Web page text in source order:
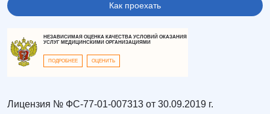
Как проехать
НЕЗАВИСИМАЯ ОЦЕНКА КАЧЕСТВА УСЛОВИЙ ОКАЗАНИЯ
УСЛУГ МЕДИЦИНСКИМИ ОРГАНИЗАЦИЯМИ
ПОДРОБНЕЕ ОЦЕНИТЬ
Лицензия № ФС-77-01-007313 от 30.09.2019 г.